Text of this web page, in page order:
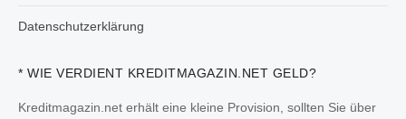
Datenschutzerklärung
* WIE VERDIENT KREDITMAGAZIN.NET GELD?
Kreditmagazin.net erhält eine kleine Provision, sollten Sie über